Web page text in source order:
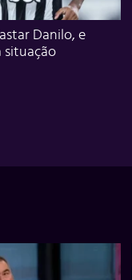
Danilo, e
situação